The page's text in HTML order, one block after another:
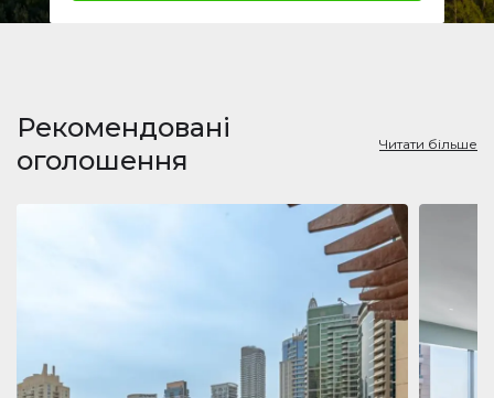
Рекомендовані
оголошення
Читати більше